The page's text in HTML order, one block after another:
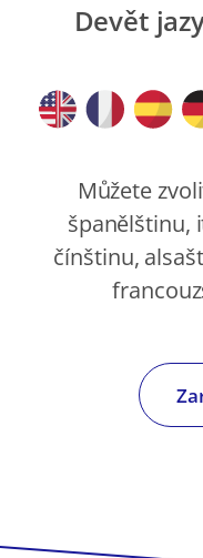
Devět
Můžete
španělštinu,
čínštinu,